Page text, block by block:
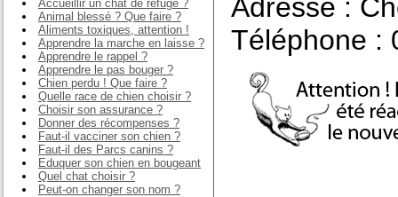
Accueillir un chat de refuge ?
Animal blessé ? Que faire ?
Aliments toxiques, attention !
Apprendre la marche en laisse ?
Apprendre le rappel ?
Apprendre le pas bouger ?
Chien perdu ! Que faire ?
Quelle race de chien choisir ?
Choisir son assurance ?
Donner des récompenses ?
Faut-il vacciner son chien ?
Faut-il des Parcs canins ?
Eduquer son chien en bougeant
Quel chat choisir ?
Peut-on changer son nom ?
Adresse :
Téléphone :